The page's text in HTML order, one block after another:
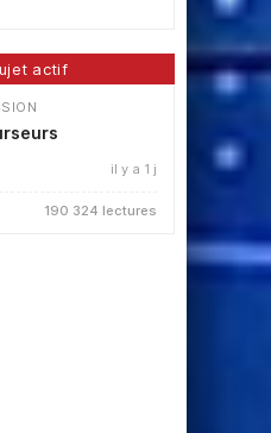
actif
il y a 1 j
190 324 lectures